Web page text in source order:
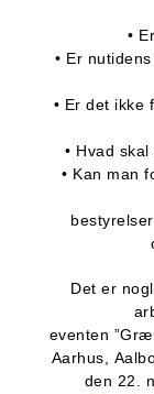
•
• Er
• Er det ikke
• Hvad
• Kan man
Det er
eventen
Aarhus,
den 22.